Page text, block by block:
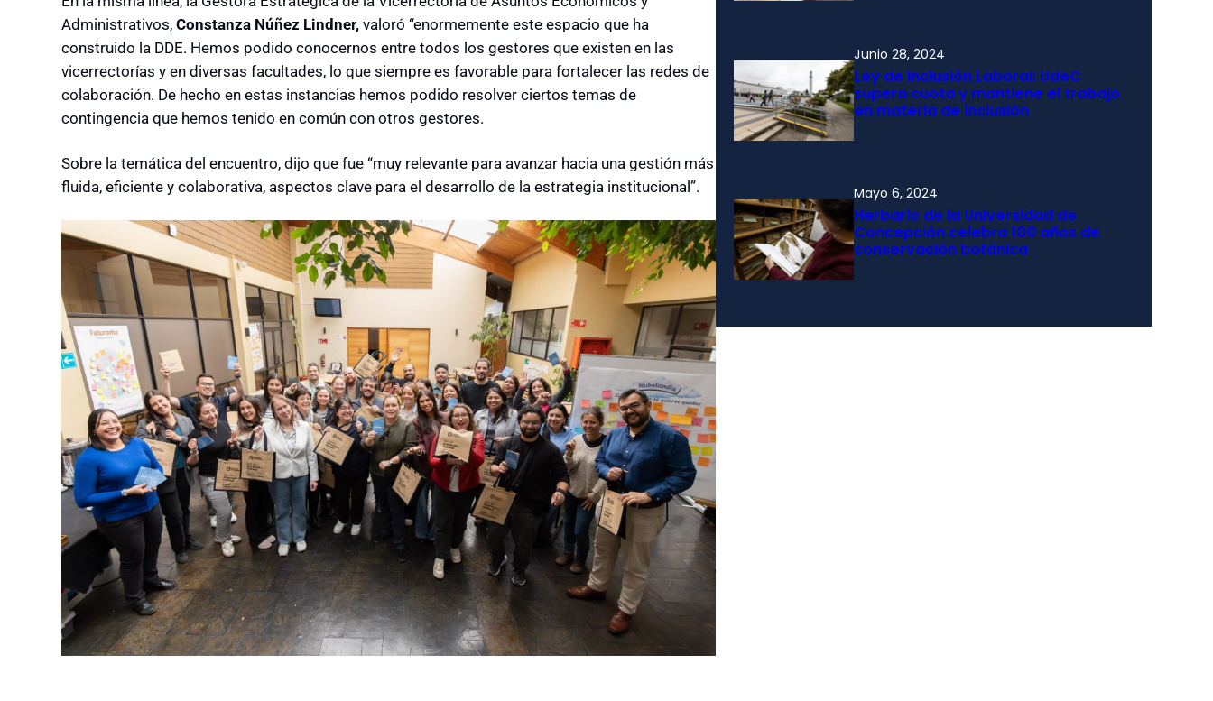
Administrativos, Constanza Núñez Lindner, valoró “enormemente este espacio que ha
construido la DDE. Hemos podido conocernos entre todos los gestores que existen en las
vicerrectorías y en diversas facultades, lo que siempre es favorable para fortalecer las redes de
colaboración. De hecho en estas instancias hemos podido resolver ciertos temas de
contingencia que hemos tenido en común con otros gestores.
Sobre la temática del encuentro, dijo que fue “muy relevante para avanzar hacia una gestión más
fluida, eficiente y colaborativa, aspectos clave para el desarrollo de la estrategia institucional”.
Junio 28, 2024
Ley de Inclusión Laboral: UdeC
supera cuota y mantiene el trabajo
en materia de inclusión
Mayo 6, 2024
Herbario de la Universidad de
Concepción celebra 100 años de
conservación botánica